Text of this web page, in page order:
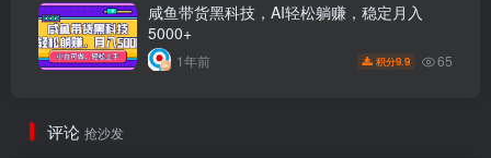
咸鱼带货黑科技，AI轻松躺赚，稳定月入
5000+
1年前 积分9.9 65
评论 抢沙发